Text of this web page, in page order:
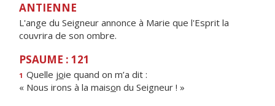
ANTIENNE
L'ange du Seigneur annonce à Marie que l'Esprit la
couvrira de son ombre.
PSAUME : 121
1 Quelle joie quand on m’a dit :
« Nous irons à la maison du Seigneur ! »